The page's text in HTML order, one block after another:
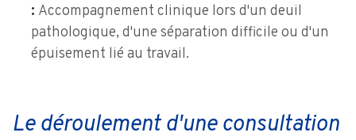
: Accompagnement clinique lors d'un deuil
pathologique, d'une séparation difficile ou d'un
épuisement lié au travail.
Le déroulement d'une consultation